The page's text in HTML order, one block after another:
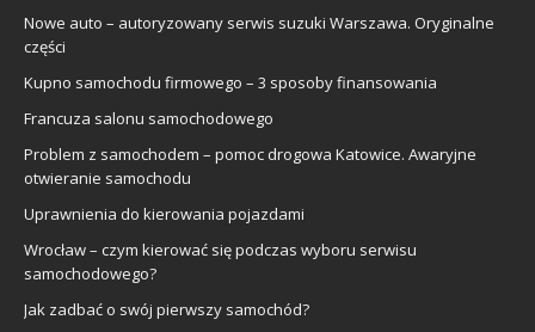
Nowe auto – autoryzowany serwis suzuki Warszawa. Oryginalne
części
Kupno samochodu firmowego – 3 sposoby finansowania
Francuza salonu samochodowego
Problem z samochodem – pomoc drogowa Katowice. Awaryjne
otwieranie samochodu
Uprawnienia do kierowania pojazdami
Wrocław – czym kierować się podczas wyboru serwisu
samochodowego?
Jak zadbać o swój pierwszy samochód?